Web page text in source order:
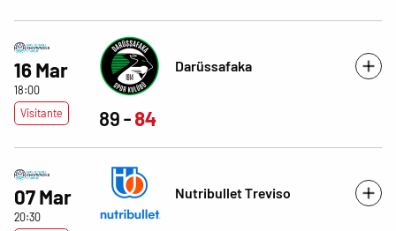
16 Mar
18:00
Visitante
Darüssafaka
89 84
07 Mar
20:30
Nutribullet Treviso